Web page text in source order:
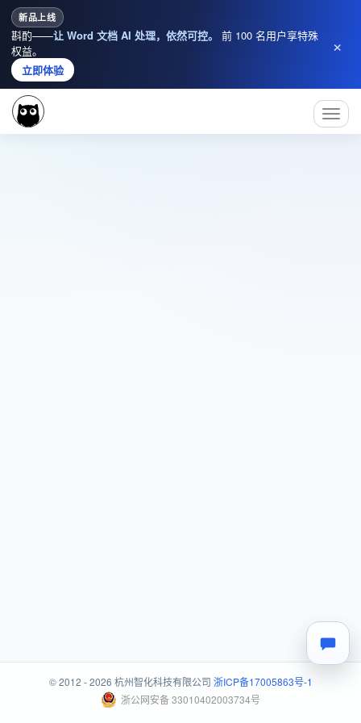
新品上线
斟酌——让 Word 文档 AI 处理，依然可控。
前 100 名用户享特殊
权益。
立即体验
×
© 2012 - 2026 杭州智化科技有限公司 浙ICP备17005863号-1
浙公网安备 33010402003734号